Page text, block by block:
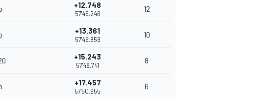
+12.748
57'46.246
12
+13.361
57'46.859
10
+15.243
57'48.741
8
+17.457
57'50.955
6